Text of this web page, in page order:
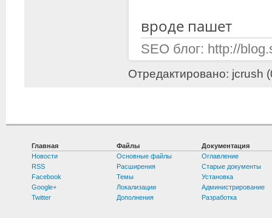
вроде пашет
SEO блог: http://
Отредактировано: jcrush
Главная
Новости
RSS
Facebook
Google+
Twitter
Файлы
Основные файлы
Расширения
Темы
Локализации
Дополнения
Документация
Оглавление
Старые документы
Установка
Администрирование
Разработка